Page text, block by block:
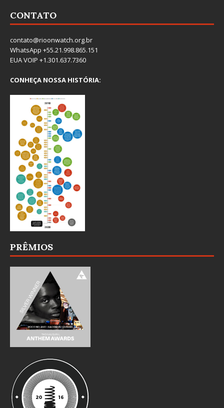
CONTATO
contato@rioonwatch.org.br
WhatsApp +55.21.998.865.151
EUA VOIP +1.301.637.7360
CONHEÇA NOSSA HISTÓRIA:
PRÊMIOS